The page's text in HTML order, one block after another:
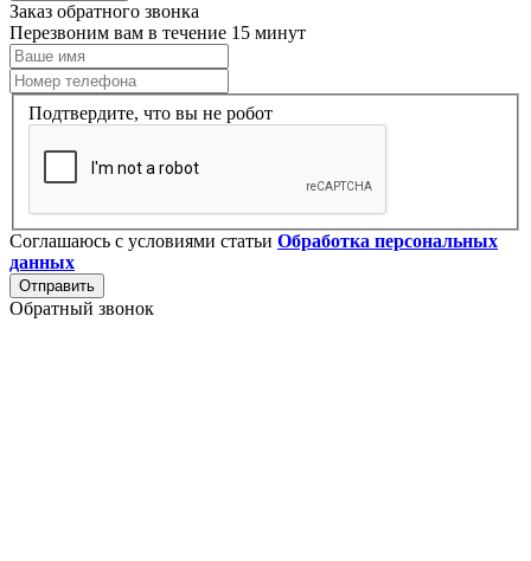
Заказ обратного звонка
Перезвоним вам в течение 15 минут
Подтвердите, что вы не робот
Соглашаюсь с условиями статьи Обработка персональных
данных
Отправить
Обратный звонок